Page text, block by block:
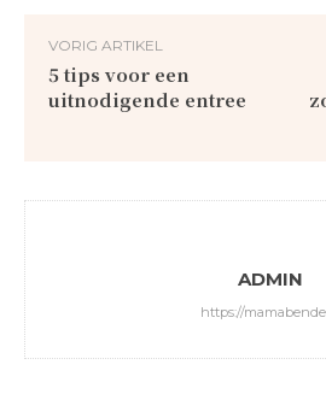
VORIG ARTIKEL
5 tips voor een
uitnodigende entree
ADMIN
https://